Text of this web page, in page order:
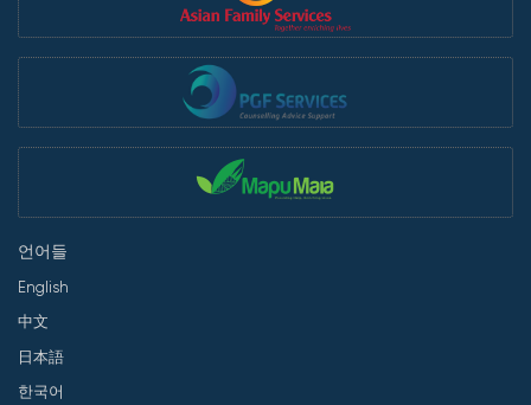
언어들
English
中文
日本語
한국어